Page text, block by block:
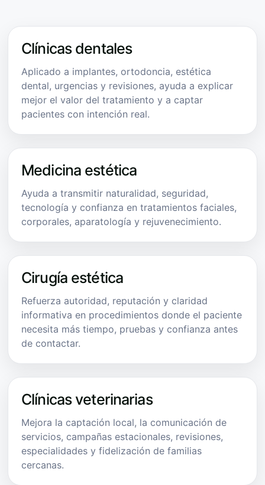
Clínicas dentales
Aplicado a implantes, ortodoncia, estética
dental, urgencias y revisiones, ayuda a explicar
mejor el valor del tratamiento y a captar
pacientes con intención real.
Medicina estética
Ayuda a transmitir naturalidad, seguridad,
tecnología y confianza en tratamientos faciales,
corporales, aparatología y rejuvenecimiento.
Cirugía estética
Refuerza autoridad, reputación y claridad
informativa en procedimientos donde el paciente
necesita más tiempo, pruebas y confianza antes
de contactar.
Clínicas veterinarias
Mejora la captación local, la comunicación de
servicios, campañas estacionales, revisiones,
especialidades y fidelización de familias
cercanas.